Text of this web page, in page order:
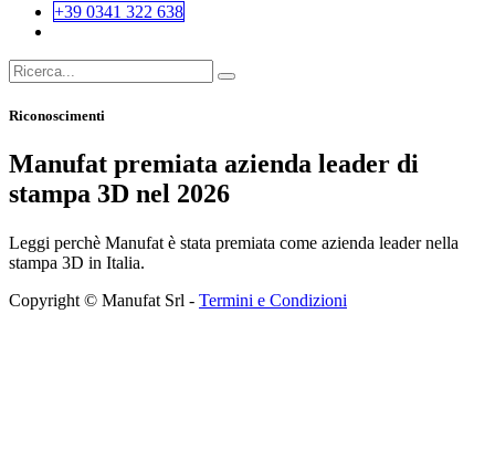
+39 0341 322 638
Riconoscimenti
Manufat premiata azienda leader di
stampa 3D nel 2026
Leggi perchè Manufat è stata premiata come azienda leader nella
stampa 3D in Italia.
Copyright © Manufat Srl - Termini e Condizioni